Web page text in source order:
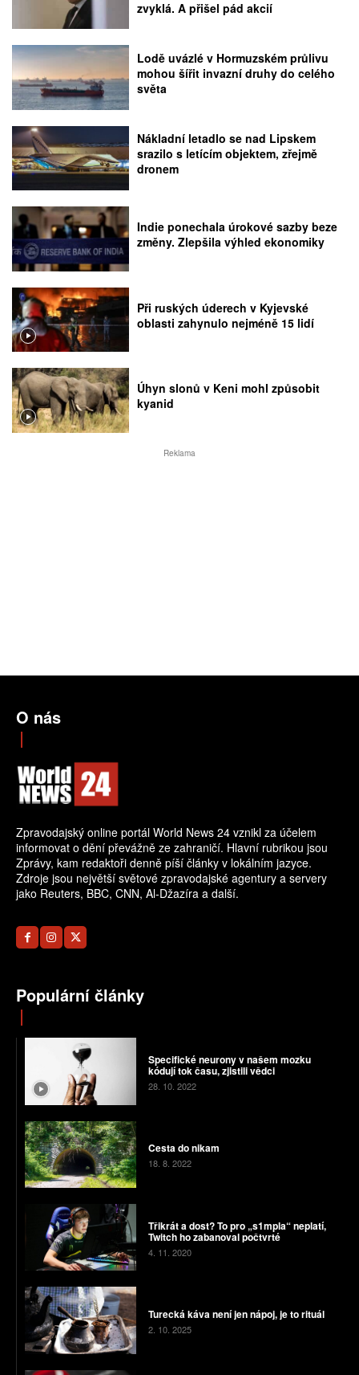
zvyklá. A přišel pád akcií
Lodě uvázlé v Hormuzském průlivu
mohou šířit invazní druhy do celého
světa
Nákladní letadlo se nad Lipskem
srazilo s letícím objektem, zřejmě
dronem
Indie ponechala úrokové sazby beze
změny. Zlepšila výhled ekonomiky
Při ruských úderech v Kyjevské
oblasti zahynulo nejméně 15 lidí
Úhyn slonů v Keni mohl způsobit
kyanid
Reklama
O nás
Zpravodajský online portál World News 24 vznikl za účelem
informovat o dění převážně ze zahraničí. Hlavní rubrikou jsou
Zprávy, kam redaktoři denně píší články v lokálním jazyce.
Zdroje jsou největší světové zpravodajské agentury a servery
jako Reuters, BBC, CNN, Al-Džazíra a další.
Populární články
Specifické neurony v našem mozku
kódují tok času, zjistili vědci
28. 10. 2022
Cesta do nikam
18. 8. 2022
Třikrát a dost? To pro „s1mpla“ neplatí,
Twitch ho zabanoval počtvrté
4. 11. 2020
Turecká káva není jen nápoj, je to rituál
2. 10. 2025